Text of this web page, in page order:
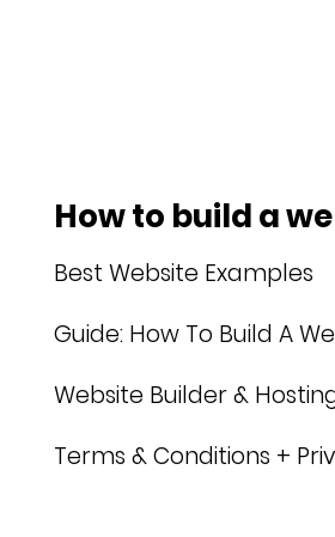
How to build a
Best Website Examples
Guide: How To Build A
Website Builder &
Terms & Conditions +